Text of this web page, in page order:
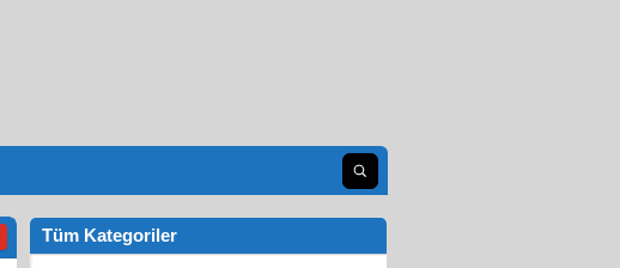
Aramayı aç
Tüm Kategoriler